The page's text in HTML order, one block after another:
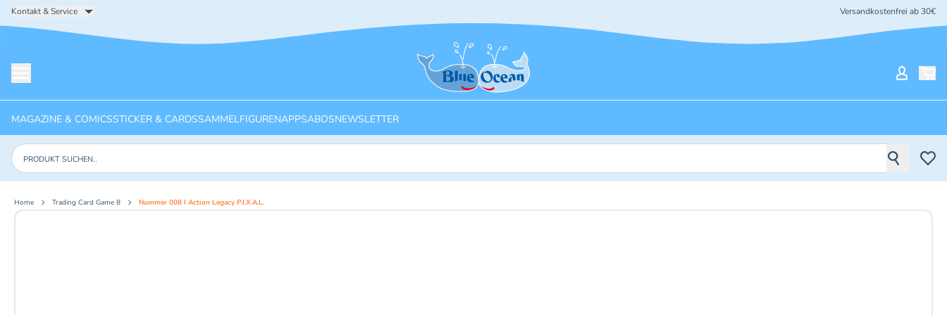
Kontakt & Service Versandkostenfrei ab 30€
Startseite
MAGAZINE & COMICSSTICKER & CARDSSAMMELFIGURENAPPSABOSNEWSLETTER
Produkte suchen
Home Trading Card Game 8 Nummer 008 I Action Legacy P.I.X.A.L.